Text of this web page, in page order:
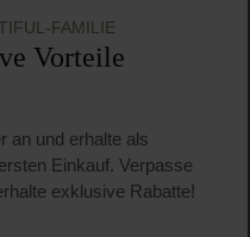
FAMILIE
Vorteile
an und erhalte als
Einkauf. Verpasse
exklusive Rabatte!